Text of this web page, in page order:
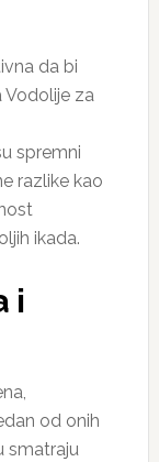
da bi
Vodolije za
spremni
razlike kao
ikada.
i
od onih
smatraju